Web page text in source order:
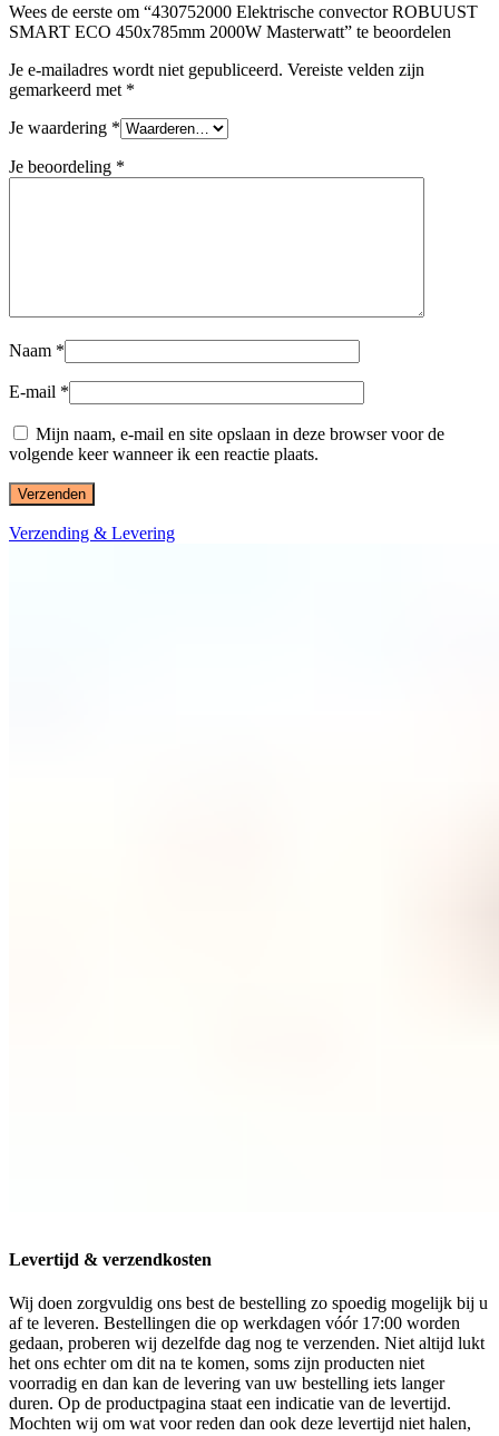
Wees de eerste om “430752000 Elektrische convector ROBUUST
SMART ECO 450x785mm 2000W Masterwatt” te beoordelen
Je e-mailadres wordt niet gepubliceerd. Vereiste velden zijn
gemarkeerd met *
Je waardering *
Je beoordeling *
Naam *
E-mail *
Mijn naam, e-mail en site opslaan in deze browser voor de
volgende keer wanneer ik een reactie plaats.
Verzending & Levering
Levertijd & verzendkosten
Wij doen zorgvuldig ons best de bestelling zo spoedig mogelijk bij u
af te leveren. Bestellingen die op werkdagen vóór 17:00 worden
gedaan, proberen wij dezelfde dag nog te verzenden. Niet altijd lukt
het ons echter om dit na te komen, soms zijn producten niet
voorradig en dan kan de levering van uw bestelling iets langer
duren. Op de productpagina staat een indicatie van de levertijd.
Mochten wij om wat voor reden dan ook deze levertijd niet halen,